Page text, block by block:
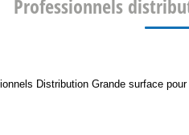
Professionnels
Distribution Grande surface